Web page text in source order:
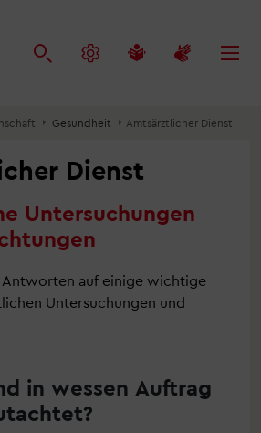
Gesundheit Amtsärztlicher Dienst
Dienst
Untersuchungen
Antworten auf einige wichtige
Untersuchungen und
in wessen Auftrag